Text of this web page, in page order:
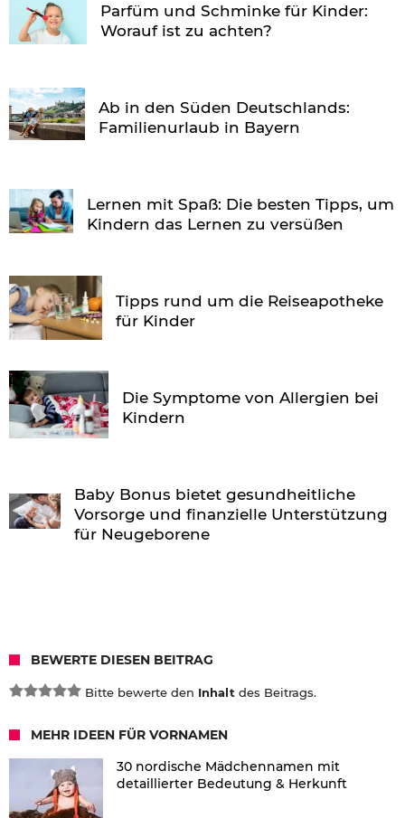
Parfüm und Schminke für Kinder:
Worauf ist zu achten?
Ab in den Süden Deutschlands:
Familienurlaub in Bayern
Lernen mit Spaß: Die besten Tipps, um
Kindern das Lernen zu versüßen
Tipps rund um die Reiseapotheke
für Kinder
Die Symptome von Allergien bei
Kindern
Baby Bonus bietet gesundheitliche
Vorsorge und finanzielle Unterstützung
für Neugeborene
BEWERTE DIESEN BEITRAG
Bitte bewerte den Inhalt des Beitrags.
MEHR IDEEN FÜR VORNAMEN
30 nordische Mädchennamen mit
detaillierter Bedeutung & Herkunft